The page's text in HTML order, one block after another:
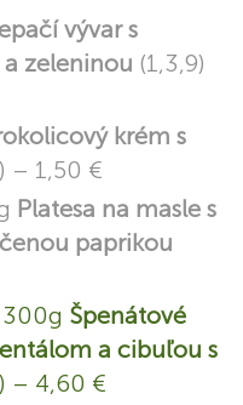
vývar s
zeleninou (1,3,9)
krém s
– 1,50 €
Platesa na masle s
paprikou
300g Špenátové
a cibuľou s
– 4,60 €